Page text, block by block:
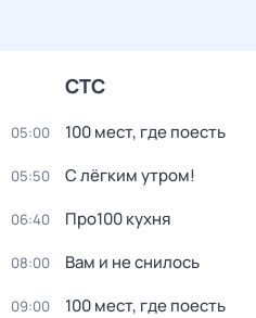
СТС
05:00 100 мест, где поесть
05:50 С лёгким утром!
06:40 Про100 кухня
08:00 Вам и не снилось
09:00 100 мест, где поесть